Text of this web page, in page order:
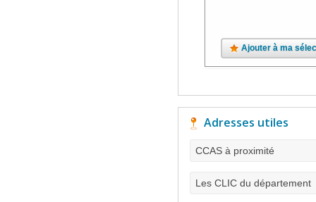
Ajouter à ma
Adresses utiles
CCAS à proximité
Les CLIC du département